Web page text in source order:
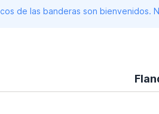
de las banderas son bienvenidos.